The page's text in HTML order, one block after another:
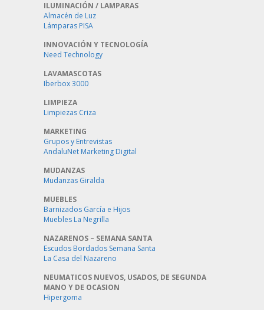
ILUMINACIÓN / LAMPARAS
Almacén de Luz
Lámparas PISA
INNOVACIÓN Y TECNOLOGÍA
Need Technology
LAVAMASCOTAS
Iberbox 3000
LIMPIEZA
Limpiezas Criza
MARKETING
Grupos y Entrevistas
AndaluNet Marketing Digital
MUDANZAS
Mudanzas Giralda
MUEBLES
Barnizados García e Hijos
Muebles La Negrilla
NAZARENOS – SEMANA SANTA
Escudos Bordados Semana Santa
La Casa del Nazareno
NEUMATICOS NUEVOS, USADOS, DE SEGUNDA
MANO Y DE OCASION
Hipergoma